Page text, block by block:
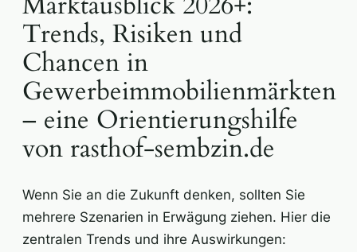
Trends, Risiken und
Chancen in
Gewerbeimmobilienmärkten
– eine Orientierungshilfe
von rasthof-sembzin.de
Wenn Sie an die Zukunft denken, sollten Sie
mehrere Szenarien in Erwägung ziehen. Hier die
zentralen Trends und ihre Auswirkungen: